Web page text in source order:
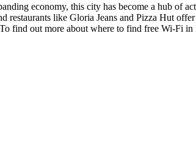
economy, this city has become a hub of
like Gloria Jeans and Pizza Hut
find out more about where to find free Wi-Fi in